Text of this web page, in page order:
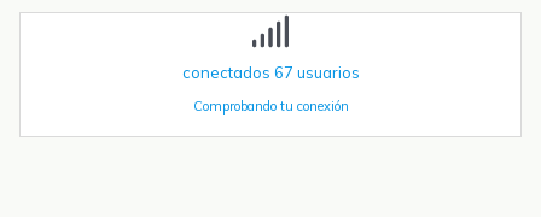
conectados 67 usuarios
Comprobando tu conexión